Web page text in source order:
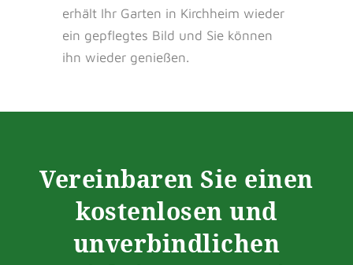
erhält Ihr Garten in Kirchheim wieder
ein gepflegtes Bild und Sie können
ihn wieder genießen.
Vereinbaren Sie einen
kostenlosen und
unverbindlichen